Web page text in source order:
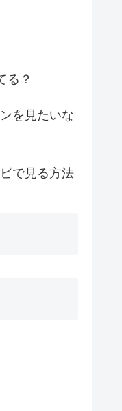
る？
を見たいな
で見る方法